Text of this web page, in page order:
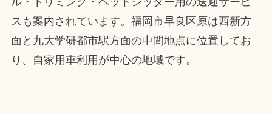
スも案内されています。福岡市早良区原は西新方
面と九大学研都市駅方面の中間地点に位置してお
り、自家用車利用が中心の地域です。